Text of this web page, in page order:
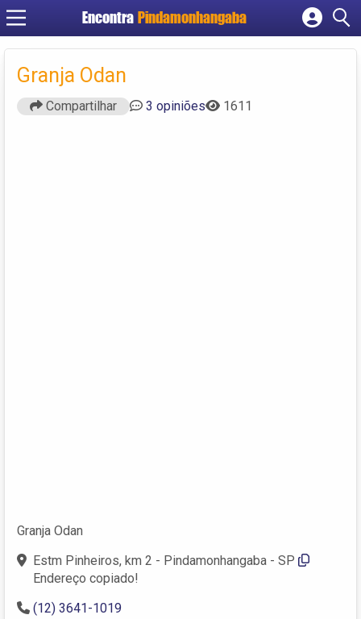
Encontra Pindamonhangaba
Cadastrar empresa
Granja Odan
Compartilhar 3 opiniões 1611
Granja Odan
Estm Pinheiros, km 2 - Pindamonhangaba - SP
Endereço copiado!
(12) 3641-1019